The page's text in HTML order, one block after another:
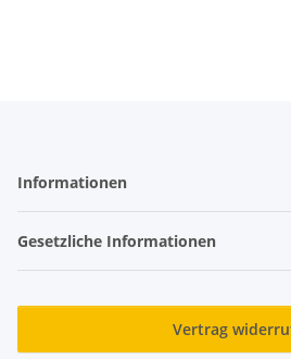
Informationen
Gesetzliche Informationen
Vertrag